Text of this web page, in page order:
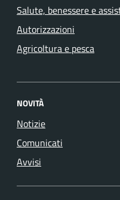
Salute, benessere e
Autorizzazioni
Agricoltura e pesca
NOVITÀ
Notizie
Comunicati
Avvisi